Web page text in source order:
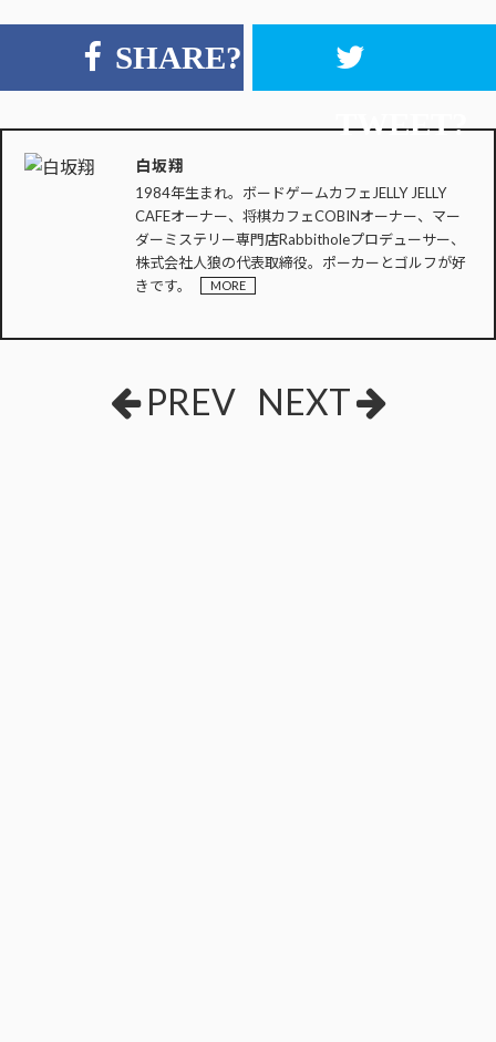
SHARE?
TWEET?
白坂翔
1984年生まれ。ボードゲームカフェJELLY JELLY
CAFEオーナー、将棋カフェCOBINオーナー、マー
ダーミステリー専門店Rabbitholeプロデューサー、
株式会社人狼の代表取締役。ポーカーとゴルフが好
きです。
MORE
PREV NEXT